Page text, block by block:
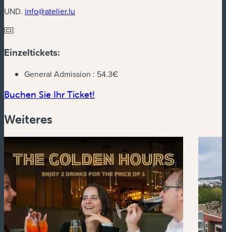
UND. info@atelier.lu
Einzeltickets:
General Admission : 54.3€
Buchen Sie Ihr Ticket!
Weiteres